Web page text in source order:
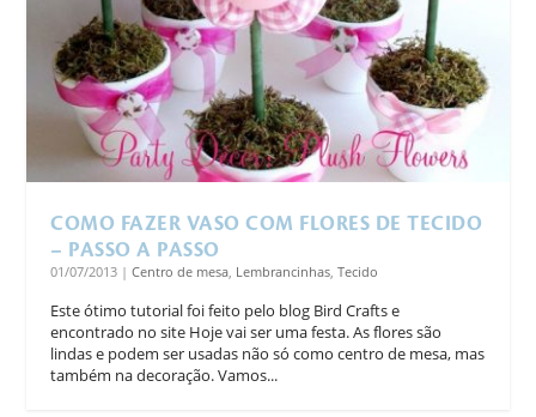
COMO FAZER VASO COM FLORES DE TECIDO
– PASSO A PASSO
01/07/2013 |Centro de mesa, Lembrancinhas,Tecido
Este ótimo tutorial foi feito pelo blog Bird Crafts e
encontrado no site Hoje vai ser uma festa. As flores são
lindas e podem ser usadas não só como centro de mesa, mas
também na decoração. Vamos...